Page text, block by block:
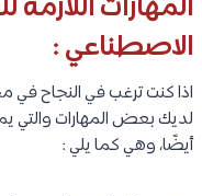
المهارات
الاصطناعي :
اذا كنت ترغب في النجاح في
لديك بعض المهارات والتي
أيضًا، وهي كما يلي :